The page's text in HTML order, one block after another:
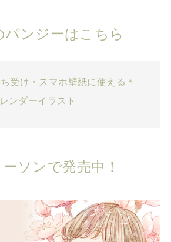
パンジーはこちら
受け・スマホ壁紙に使える＊
ンダーイラスト
ソンで発売中！